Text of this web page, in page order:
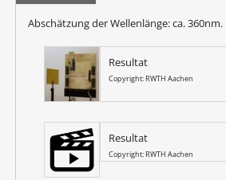
Abschätzung der Wellenlänge: ca. 360nm.
Resultat
Copyright: RWTH Aachen
Resultat
Copyright: RWTH Aachen